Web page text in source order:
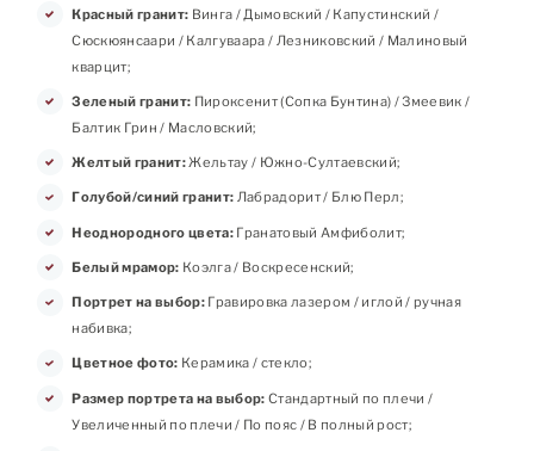
Красный гранит: Винга / Дымовский / Капустинский /
Сюскюянсаари / Калгуваара / Лезниковский / Малиновый
кварцит;
Зеленый гранит: Пироксенит (Сопка Бунтина) / Змеевик /
Балтик Грин / Масловский;
Желтый гранит:Жельтау / Южно-Султаевский;
Голубой/синий гранит: Лабрадорит / Блю Перл;
Неоднородного цвета:Гранатовый Амфиболит;
Белый мрамор: Коэлга / Воскресенский;
Портрет на выбор:Гравировка лазером / иглой / ручная
набивка;
Цветное фото: Керамика / стекло;
Размер портрета на выбор: Стандартный по плечи /
Увеличенный по плечи / По пояс / В полный рост;